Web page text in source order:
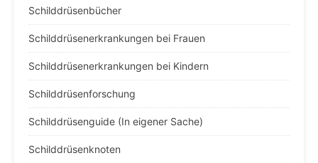
Schilddrüsenbücher
Schilddrüsenerkrankungen bei Frauen
Schilddrüsenerkrankungen bei Kindern
Schilddrüsenforschung
Schilddrüsenguide (In eigener Sache)
Schilddrüsenknoten